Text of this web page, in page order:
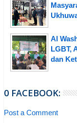
Al
LGBT,
dan
0 FACEBOOK:
Post a Comment